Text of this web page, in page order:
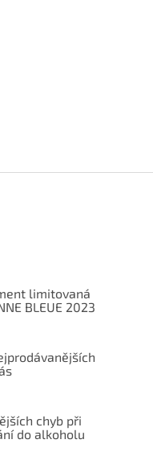
limitovaná
BLEUE 2023
chyb při
do alkoholu